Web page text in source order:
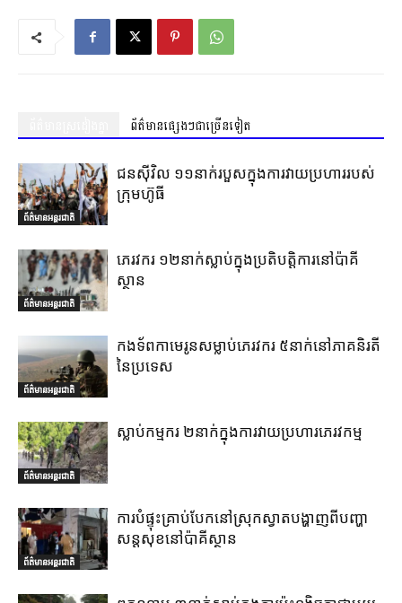
ព័ត៌មានផ្សេងៗជាច្រើនទៀត
ព័ត៌មានអន្តរជាតិ
ជនស៊ីវិល ១១នាក់របួសក្នុងការវាយប្រហាររបស់
ក្រុមហ៊ូធី
ព័ត៌មានអន្តរជាតិ
ភេរវករ ១២នាក់ស្លាប់ក្នុងប្រតិបត្តិការនៅប៉ាគី
ស្ថាន
ព័ត៌មានអន្តរជាតិ
កងទ័ពកាមេរូនសម្លាប់ភេរវករ ៥នាក់នៅភាគនិរតី
នៃប្រទេស
ព័ត៌មានអន្តរជាតិ
ស្លាប់កម្មករ ២នាក់ក្នុងការវាយប្រហារភេរវកម្ម
ព័ត៌មានអន្តរជាតិ
ការបំផ្ទុះគ្រាប់បែកនៅស្រុកស្វាតបង្ហាញពីបញ្ហា
សន្តសុខនៅប៉ាគីស្ថាន